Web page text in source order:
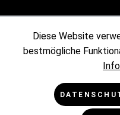
KUNDENINFORMATIONEN
RECHTLICHES
Diese Website
bestmögliche